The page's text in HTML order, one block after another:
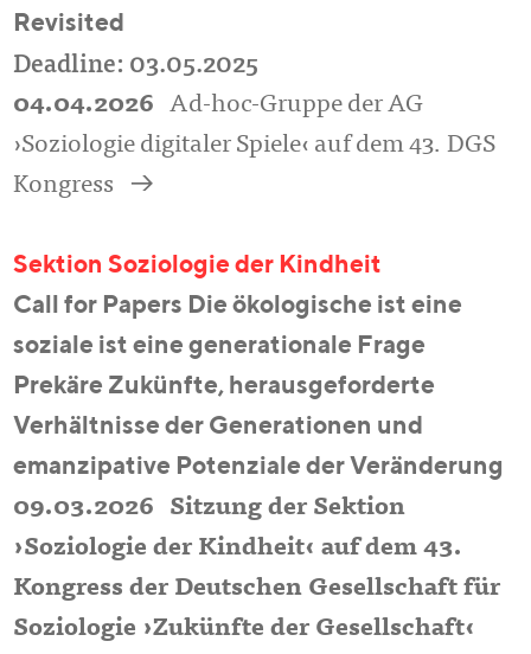
Revisited
Deadline: 03.05.2025
04.04.2026
Ad-hoc-Gruppe der AG
›Soziologie digitaler Spiele‹ auf dem 43. DGS
Kongress
a
Sektion Soziologie der Kindheit
Call for Papers Die ökologische ist eine
soziale ist eine generationale Frage
Prekäre Zukünfte, herausgeforderte
Verhältnisse der Generationen und
emanzipative Potenziale der Veränderung
09.03.2026
Sitzung der Sektion
›Soziologie der Kindheit‹ auf dem 43.
Kongress der Deutschen Gesellschaft für
Soziologie ›Zukünfte der Gesellschaft‹